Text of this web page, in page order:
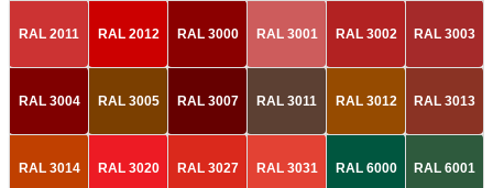
RAL 2011 RAL 2012 RAL 3000 RAL 3001 RAL 3002 RAL 3003
RAL 3004 RAL 3005 RAL 3007 RAL 3011 RAL 3012 RAL 3013
RAL 3014 RAL 3020 RAL 3027 RAL 3031 RAL 6000 RAL 6001